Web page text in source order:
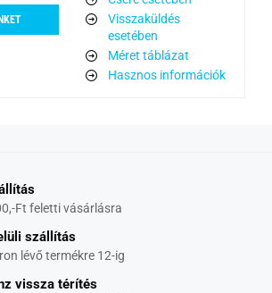
Visszaküldés
esetében
Méret táblázat
Hasznos információk
Ft feletti vásárlásra
szállítás
lévő termékre 12-ig
vissza térítés